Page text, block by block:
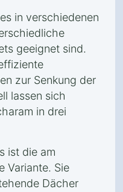
in verschiedenen
geeignet sind.
zur Senkung der
lassen sich
in drei
ist die am
Variante. Sie
Dächer